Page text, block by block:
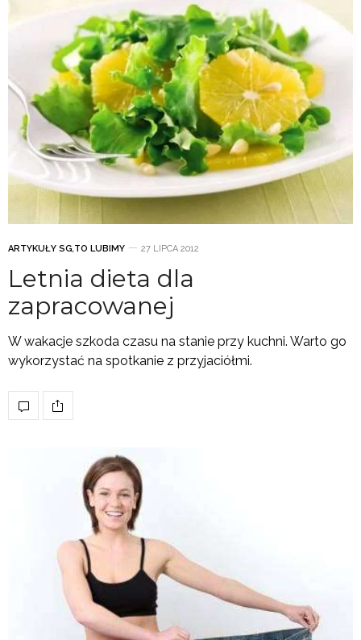
ARTYKUŁY SG,TO LUBIMY 27 LIPCA 2012
Letnia dieta dla
zapracowanej
W wakacje szkoda czasu na stanie przy kuchni. Warto go
wykorzystać na spotkanie z przyjaciółmi.